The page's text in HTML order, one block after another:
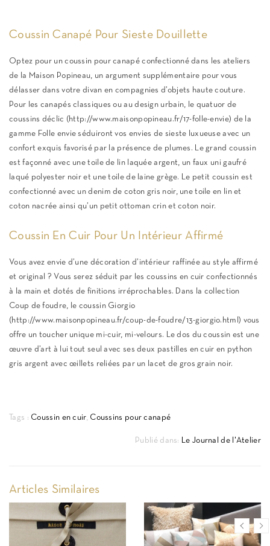
Coussin Canapé Pour Sieste Douillette
Optez pour un coussin pour canapé confectionné dans les ateliers
de la Maison Popineau, un argument supplémentaire pour vous
délasser dans votre divan en compagnies d’objets haute couture.
Pour les canapés classiques ou au design urbain, le quatuor de
coussins déclic (http://www.maisonpopineau.fr/17-folle-envie) de la
gamme Folle envie séduiront vos envies de sieste luxueuse avec un
confort exquis favorisé par la présence de plumes. Le grand coussin
est façonné avec une toile de lin laquée argent, un faux uni gaufré
laqué polyester noir et une toile de laine grège. Le petit coussin est
confectionné avec un denim de coton gris noir, une toile en lin et
coton nacrée ainsi qu’un petit ottoman crin et coton noir.
Coussin En Cuir Pour Un Intérieur Affirmé
Vous avez envie d’une décoration d’intérieur raffinée au style affirmé
et original ? Vous serez séduit par les coussins en cuir confectionnés
à la main et dotés de finitions irréprochables. Dans la collection
Coup de foudre, le coussin Giorgio
(http://www.maisonpopineau.fr/coup-de-foudre/13-giorgio.html) vous
offre un toucher unique mi-cuir, mi-velours. Le dos du coussin est une
œuvre d’art à lui tout seul avec ses deux pastilles en cuir en python
gris argent avec œillets reliées par un lacet de gros grain noir.
Tags : Coussin en cuir, Coussins pour canapé
Publié dans: Le Journal de l'Atelier
Articles Similaires